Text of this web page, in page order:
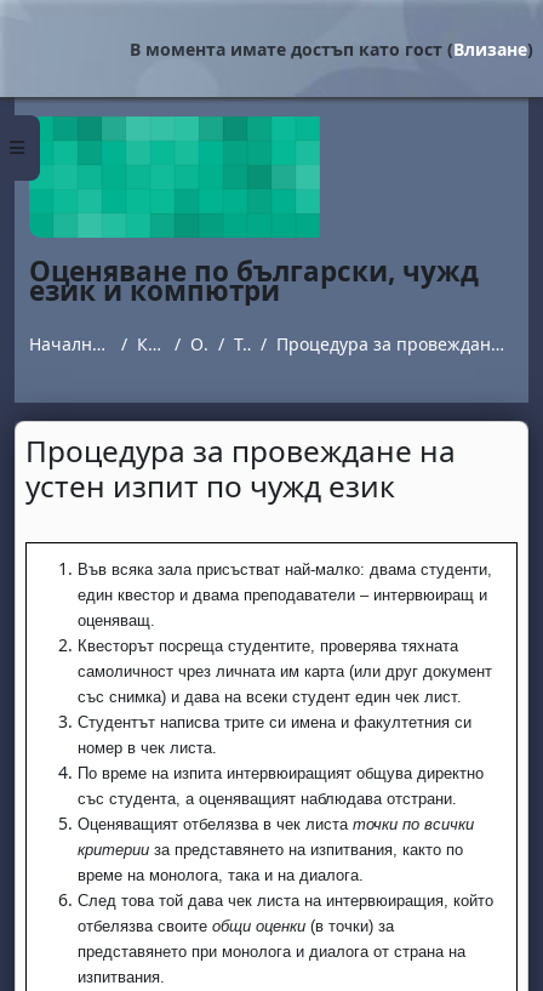
Страничен панел
В момента имате достъп като гост (Влизане)
Оценяване по български, чужд
език и компютри
Начална страница Курсове ООИУ Text 1 Процедура за провеждане на устен изпит по чужд език
Процедура за провеждане на
устен изпит по чужд език
Във всяка зала присъстват най-малко: двама студенти,
един квестор и двама преподаватели – интервюиращ и
оценяващ.
Квесторът посреща студентите, проверява тяхната
самоличност чрез личната им карта (или друг документ
със снимка) и дава на всеки студент един чек лист.
Студентът написва трите си имена и факултетния си
номер в чек листа.
По време на изпита интервюиращият общува директно
със студента, а оценяващият наблюдава отстрани.
Оценяващият отбелязва в чек листа точки по всички
критерии за представянето на изпитвания, както по
време на монолога, така и на диалога.
След това той дава чек листа на интервюиращия, който
отбелязва своите общи оценки (в точки) за
представянето при монолога и диалога от страна на
изпитвания.